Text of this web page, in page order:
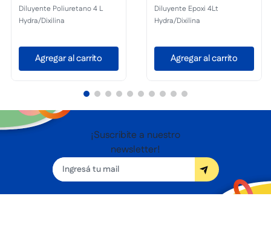
Diluyente Poliuretano 4 L
Hydra/Dixilina
Agregar al carrito
Diluyente Epoxi 4Lt
Hydra/Dixilina
Agregar al carrito
¡Suscribite a nuestro
newsletter!